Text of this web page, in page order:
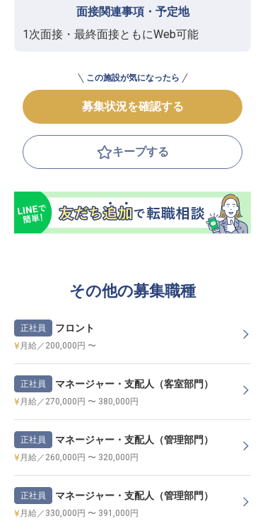
面接関連事項・予定地
1次面接・最終面接ともにWeb可能
この施設が気になったら
募集状況を確認する
キープする
その他の募集職種
正社員 フロント
月給／200,000円 〜
正社員 マネージャー・支配人（客室部門）
月給／270,000円 〜 380,000円
正社員 マネージャー・支配人（管理部門）
月給／260,000円 〜 320,000円
正社員 マネージャー・支配人（管理部門）
月給／330,000円 〜 391,000円